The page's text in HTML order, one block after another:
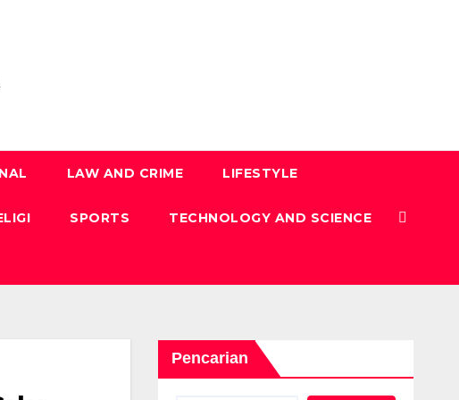
LAW AND CRIME LIFESTYLE
SPORTS TECHNOLOGY AND SCIENCE
Pencarian